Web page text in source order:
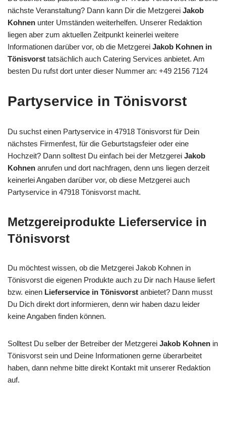
nächste Veranstaltung? Dann kann Dir die Metzgerei Jakob
Kohnen unter Umständen weiterhelfen. Unserer Redaktion
liegen aber zum aktuellen Zeitpunkt keinerlei weitere
Informationen darüber vor, ob die Metzgerei Jakob Kohnen in
Tönisvorst tatsächlich auch Catering Services anbietet. Am
besten Du rufst dort unter dieser Nummer an: +49 2156 7124
Partyservice in Tönisvorst
Du suchst einen Partyservice in 47918 Tönisvorst für Dein
nächstes Firmenfest, für die Geburtstagsfeier oder eine
Hochzeit? Dann solltest Du einfach bei der Metzgerei Jakob
Kohnen anrufen und dort nachfragen, denn uns liegen derzeit
keinerlei Angaben darüber vor, ob diese Metzgerei auch
Partyservice in 47918 Tönisvorst macht.
Metzgereiprodukte Lieferservice in
Tönisvorst
Du möchtest wissen, ob die Metzgerei Jakob Kohnen in
Tönisvorst die eigenen Produkte auch zu Dir nach Hause liefert
bzw. einen Lieferservice in Tönisvorst anbietet? Dann musst
Du Dich direkt dort informieren, denn wir haben dazu leider
keine Angaben finden können.
Solltest Du selber der Betreiber der Metzgerei Jakob Kohnen in
Tönisvorst sein und Deine Informationen gerne überarbeitet
haben, dann nehme bitte direkt Kontakt mit unserer Redaktion
auf.